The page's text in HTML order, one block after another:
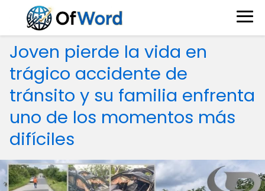
Joven pierde la vida en
trágico accidente de
tránsito y su familia enfrenta
uno de los momentos más
difíciles